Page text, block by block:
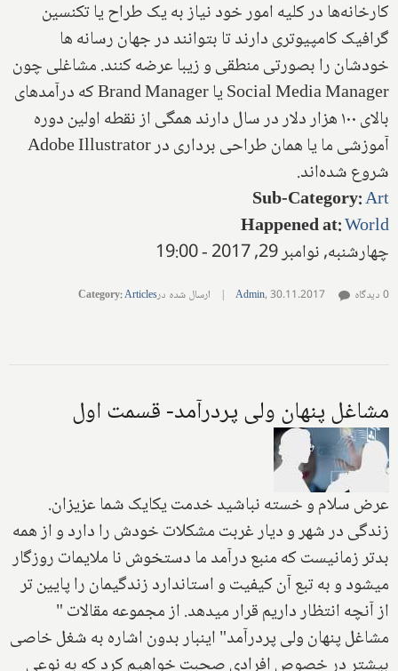
کارخانه‌ها در کلیه امور خود نیاز به یک طراح یا تکنسین
گرافیک کامپیوتری دارند تا بتوانند در جهان رسانه ها
خودشان را بصورتی منطقی و زیبا عرضه کنند. مشاغلی چون
Social Media Manager یا Brand Manager که درآمدهای
بالای ۱۰۰ هزار دلار در سال دارند همگی از نقطه اولین دوره
آموزشی ما یا همان طراحی برداری در Adobe Illustrator
شروع شده‌اند.
Sub-Category:Art
Happened at:World
چهارشنبه, نوامبر 29, 2017 - 19:00
Admin,30.11.2017
| ارسال شده در Category:Articles 0 دیدگاه
مشاغل پنهان ولی پردرآمد- قسمت اول
عرض سلام و خسته نباشید خدمت یکایک شما عزیزان.
زندگی در شهر و دیار غربت مشکلات خودش را دارد و از همه
بدتر زمانیست که منبع درآمد ما دستخوش نا ملایمات روزگار
میشود و به تبع آن کیفیت و استاندارد زندگیمان را پایین تر
از آنچه انتظار داریم قرار میدهد. از مجموعه مقالات "
مشاغل پنهان ولی پردرآمد" اینبار بدون اشاره به شغل خاصی